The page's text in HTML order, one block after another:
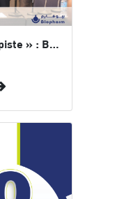
« Mon médecin, c'est la piste » : Biopharm accompagne Abdelkader BENGUELLA dans son défi mondial